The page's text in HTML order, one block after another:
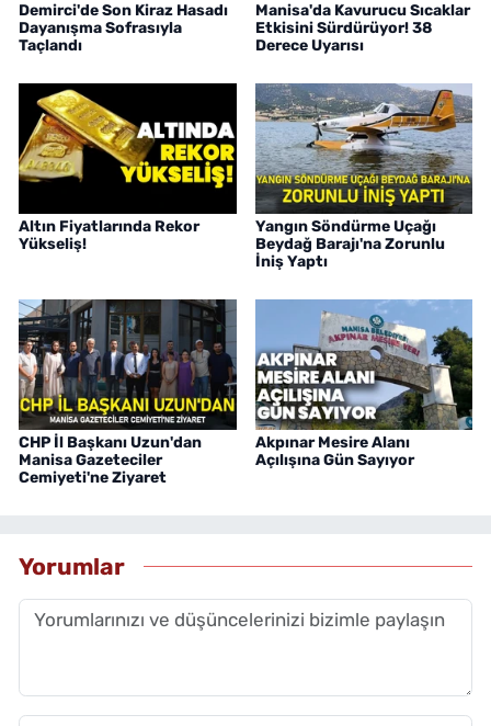
Demirci'de Son Kiraz Hasadı
Dayanışma Sofrasıyla
Taçlandı
Manisa'da Kavurucu Sıcaklar
Etkisini Sürdürüyor! 38
Derece Uyarısı
Altın Fiyatlarında Rekor
Yükseliş!
Yangın Söndürme Uçağı
Beydağ Barajı'na Zorunlu
İniş Yaptı
CHP İl Başkanı Uzun'dan
Manisa Gazeteciler
Cemiyeti'ne Ziyaret
Akpınar Mesire Alanı
Açılışına Gün Sayıyor
Yorumlar